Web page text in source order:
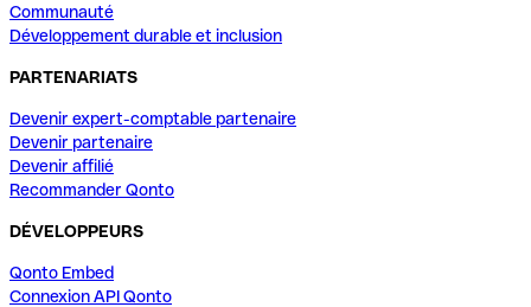
Communauté
Développement durable et inclusion
PARTENARIATS
Devenir expert-comptable partenaire
Devenir partenaire
Devenir affilié
Recommander Qonto
DÉVELOPPEURS
Qonto Embed
Connexion API Qonto